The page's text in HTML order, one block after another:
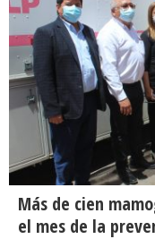
Más de cien
el mes de la